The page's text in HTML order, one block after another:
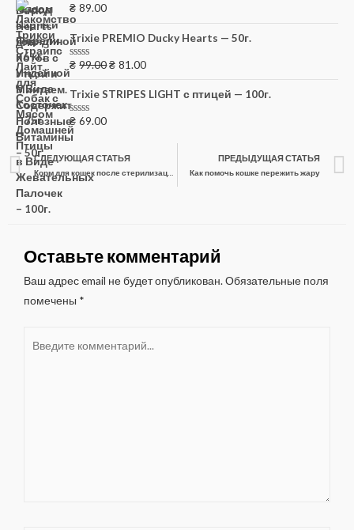
Оценка
0
из
5
₴ 89.00
Trixie PREMIO Ducky Hearts — 50г.
Оценка
из
5
₴ 99.00₴ 81.00
Trixie STRIPES LIGHT с птицей — 100г.
Оценка
0
из
5
₴ 69.00
СЛЕДУЮЩАЯ СТАТЬЯ ПРЕДЫДУЩАЯ СТАТЬЯ
Как помочь кошке пережить жару
Оставьте комментарий
Ваш адрес email не будет опубликован. Обязательные поля
помечены *